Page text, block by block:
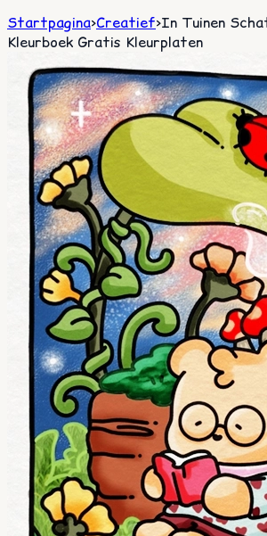
Startpagina>Creatief>In Tuinen
Kleurboek Gratis Kleurplaten